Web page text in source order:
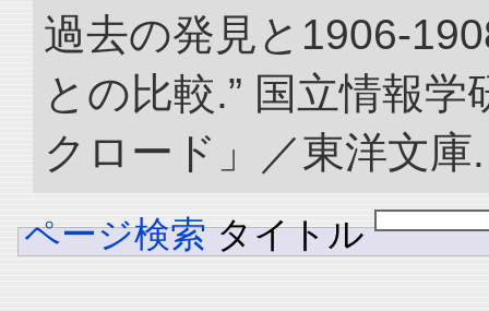
過去の発見と1906-
との比較.” 国立情報
クロード」／東洋文
ページ検索 タイトル